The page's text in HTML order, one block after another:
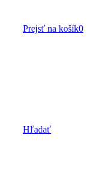
Prejsť na košík0
Hľadať